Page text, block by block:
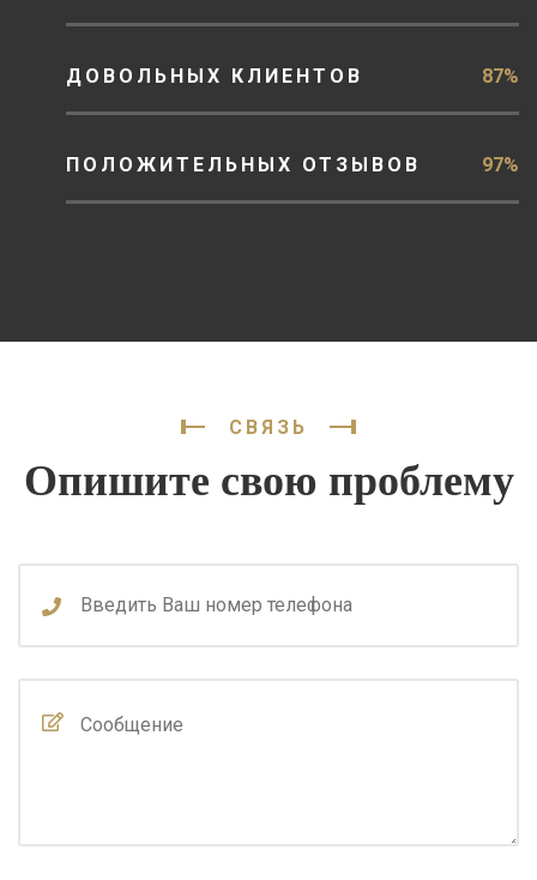
ДОВОЛЬНЫХ КЛИЕНТОВ 87%
ПОЛОЖИТЕЛЬНЫХ ОТЗЫВОВ 97%
СВЯЗЬ
Опишите свою проблему